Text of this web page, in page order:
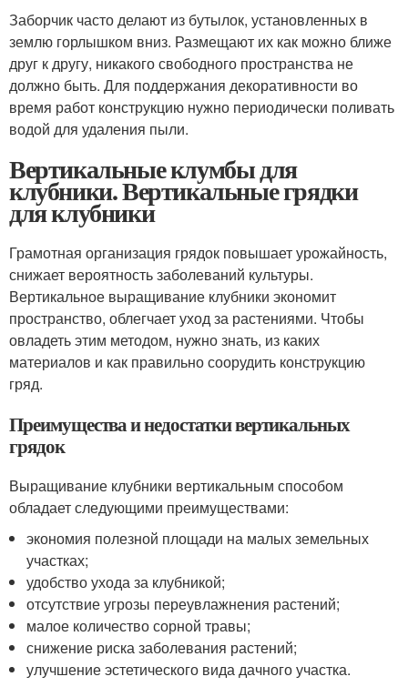
Заборчик часто делают из бутылок, установленных в
землю горлышком вниз. Размещают их как можно ближе
друг к другу, никакого свободного пространства не
должно быть. Для поддержания декоративности во
время работ конструкцию нужно периодически поливать
водой для удаления пыли.
Вертикальные клумбы для
клубники. Вертикальные грядки
для клубники
Грамотная организация грядок повышает урожайность,
снижает вероятность заболеваний культуры.
Вертикальное выращивание клубники экономит
пространство, облегчает уход за растениями. Чтобы
овладеть этим методом, нужно знать, из каких
материалов и как правильно соорудить конструкцию
гряд.
Преимущества и недостатки вертикальных
грядок
Выращивание клубники вертикальным способом
обладает следующими преимуществами:
экономия полезной площади на малых земельных
участках;
удобство ухода за клубникой;
отсутствие угрозы переувлажнения растений;
малое количество сорной травы;
снижение риска заболевания растений;
улучшение эстетического вида дачного участка.